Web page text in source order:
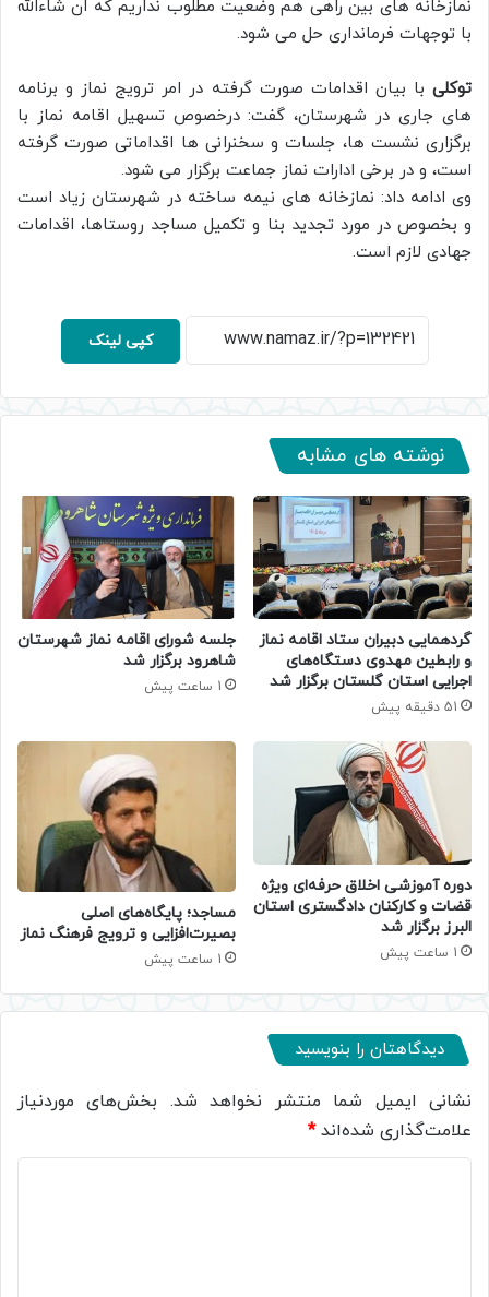
نمازخانه های بین راهی هم وضعیت مطلوب نداریم که ان شاءالله
با توجهات فرمانداری حل می شود.
توکلی با بیان اقدامات صورت گرفته در امر ترویج نماز و برنامه
های جاری در شهرستان، گفت: درخصوص تسهیل اقامه نماز با
برگزاری نشست ها، جلسات و سخنرانی ها اقداماتی صورت گرفته
است، و در برخی ادارات نماز جماعت برگزار می شود.
وی ادامه داد: نمازخانه های نیمه ساخته در شهرستان زیاد است
و بخصوص در مورد تجدید بنا و تکمیل مساجد روستاها، اقدامات
جهادی لازم است.
کپی لینک
نوشته های مشابه
گردهمایی دبیران ستاد اقامه نماز
و رابطین مهدوی دستگاه‌های
اجرایی استان گلستان برگزار شد
51 دقیقه پیش
جلسه شورای اقامه نماز شهرستان
شاهرود برگزار شد
1 ساعت پیش
دوره آموزشی اخلاق حرفه‌ای ویژه
قضات و کارکنان دادگستری استان
البرز برگزار شد
1 ساعت پیش
​مساجد؛ پایگاه‌های اصلی
بصیرت‌افزایی و ترویج فرهنگ نماز
1 ساعت پیش
دیدگاهتان را بنویسید
نشانی ایمیل شما منتشر نخواهد شد. بخش‌های موردنیاز
علامت‌گذاری شده‌اند*